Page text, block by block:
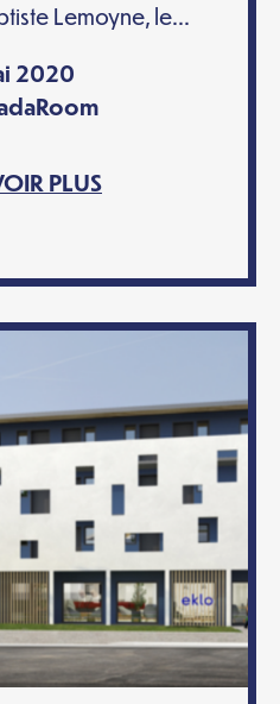
Lemoyne, le...
2020
PLUS